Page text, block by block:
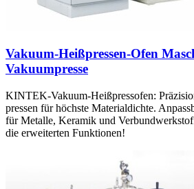
Vakuum-Heißpressen-Ofen
Vakuumpresse
KINTEK-Vakuum-Heißpressofen:
pressen für höchste Materialdichte.
für Metalle, Keramik und
die erweiterten Funktionen!